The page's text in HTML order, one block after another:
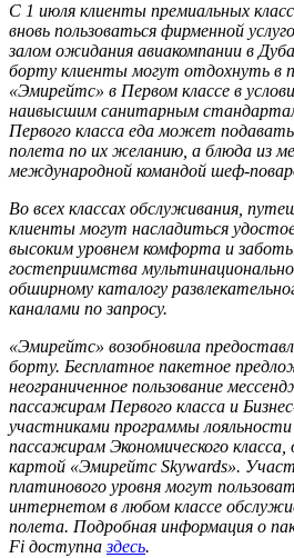
С 1 июля клиенты премиальных
вновь пользоваться фирменной
залом ожидания авиакомпании в
борту клиенты могут отдохнуть в
«Эмирейтс» в Первом классе в
наивысшим санитарным
Первого класса еда может
полета по их желанию, а блюда из
международной командой шеф-
Во всех классах обслуживания,
клиенты могут насладиться
высоким уровнем комфорта и
гостеприимства
обширному каталогу
каналами по запросу.
«Эмирейтс» возобновила
борту. Бесплатное пакетное
неограниченное пользование
пассажирам Первого класса и
участниками программы
пассажирам Экономического
картой «Эмирейтс Skywards».
платинового уровня могут
интернетом в любом классе
полета. Подробная информация о
Fi доступназдесь.